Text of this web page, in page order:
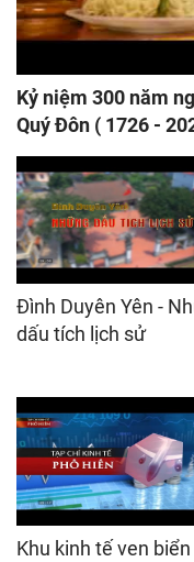
Kỷ niệm 300 năm
Quý Đôn ( 1726 -
Đình Duyên Yên -
dấu tích lịch sử
Khu kinh tế ven